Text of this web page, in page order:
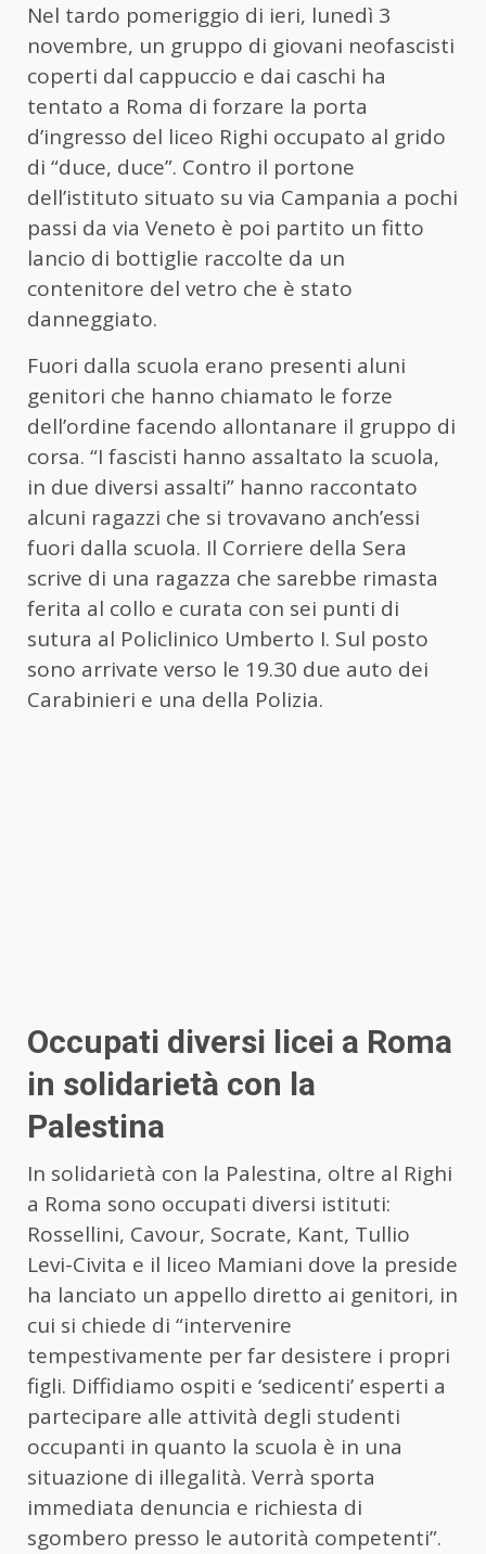
Nel tardo pomeriggio di ieri, lunedì 3
novembre, un gruppo di giovani neofascisti
coperti dal cappuccio e dai caschi ha
tentato a Roma di forzare la porta
d’ingresso del liceo Righi occupato al grido
di “duce, duce”. Contro il portone
dell’istituto situato su via Campania a pochi
passi da via Veneto è poi partito un fitto
lancio di bottiglie raccolte da un
contenitore del vetro che è stato
danneggiato.
Fuori dalla scuola erano presenti aluni
genitori che hanno chiamato le forze
dell’ordine facendo allontanare il gruppo di
corsa. “I fascisti hanno assaltato la scuola,
in due diversi assalti” hanno raccontato
alcuni ragazzi che si trovavano anch’essi
fuori dalla scuola. Il Corriere della Sera
scrive di una ragazza che sarebbe rimasta
ferita al collo e curata con sei punti di
sutura al Policlinico Umberto I. Sul posto
sono arrivate verso le 19.30 due auto dei
Carabinieri e una della Polizia.
Occupati diversi licei a Roma
in solidarietà con la
Palestina
In solidarietà con la Palestina, oltre al Righi
a Roma sono occupati diversi istituti:
Rossellini, Cavour, Socrate, Kant, Tullio
Levi-Civita e il liceo Mamiani dove la preside
ha lanciato un appello diretto ai genitori, in
cui si chiede di “intervenire
tempestivamente per far desistere i propri
figli. Diffidiamo ospiti e ‘sedicenti’ esperti a
partecipare alle attività degli studenti
occupanti in quanto la scuola è in una
situazione di illegalità. Verrà sporta
immediata denuncia e richiesta di
sgombero presso le autorità competenti”.